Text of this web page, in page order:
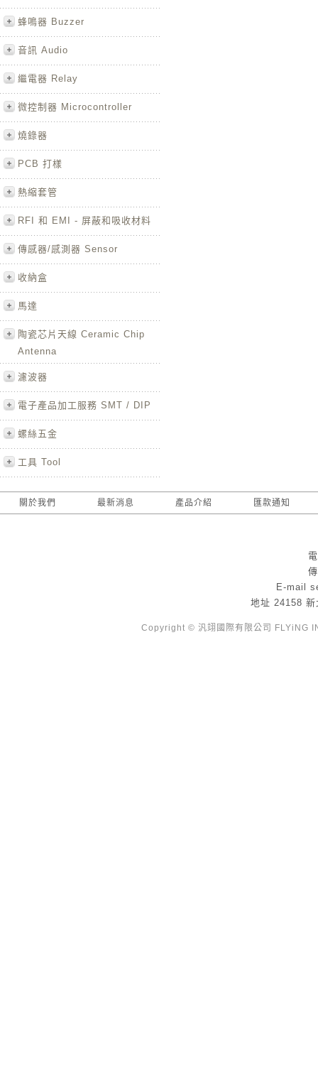
蜂鳴器 Buzzer
音訊 Audio
繼電器 Relay
微控制器 Microcontroller
燒錄器
PCB 打樣
熱縮套管
RFI 和 EMI - 屏蔽和吸收材料
傳感器/感測器 Sensor
收納盒
馬達
陶瓷芯片天線 Ceramic Chip
Antenna
濾波器
電子產品加工服務 SMT / DIP
螺絲五金
工具 Tool
關於我們 最新消息 產品介紹 匯款通知
E-mail
地址 24158 新
Copyright © 汎翊國際有限公司 FLYiNG